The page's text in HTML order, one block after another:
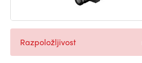
Razpoložljivost